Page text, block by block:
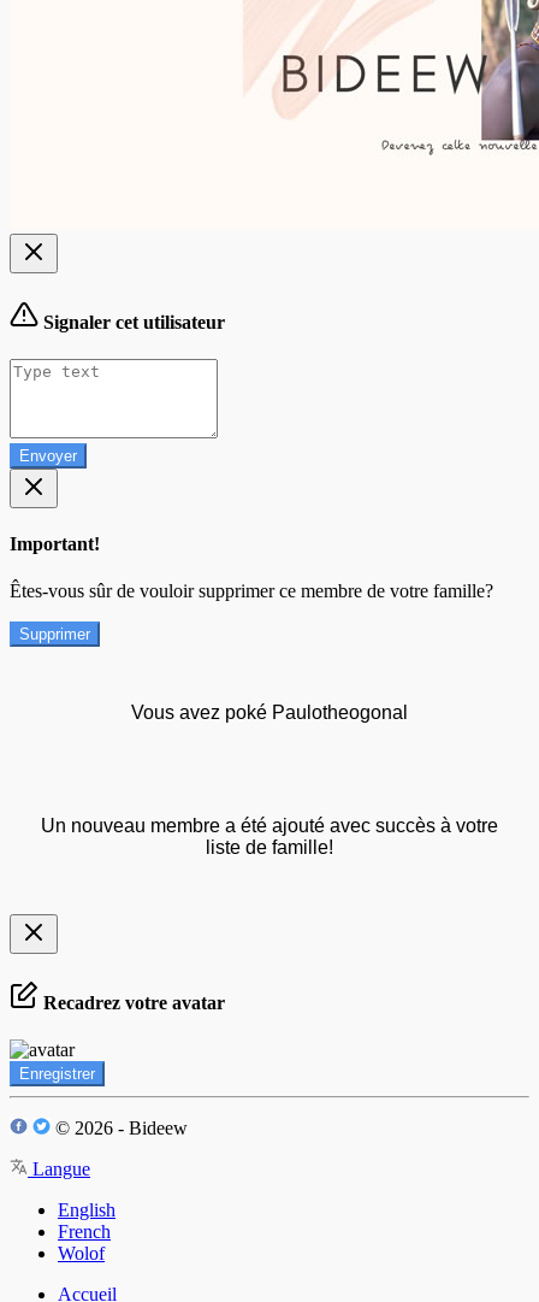
Signaler cet utilisateur
Envoyer
Important!
Êtes-vous sûr de vouloir supprimer ce membre de votre famille?
Supprimer
Vous avez poké Paulotheogonal
Un nouveau membre a été ajouté avec succès à votre
liste de famille!
Recadrez votre avatar
Enregistrer
© 2026 - Bideew
Langue
English
French
Wolof
Accueil